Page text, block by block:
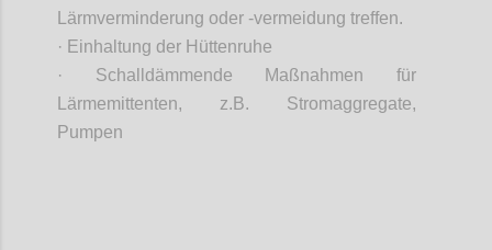
Lärmverminderung oder -vermeidung treffen.
· Einhaltung der Hüttenruhe
· Schalldämmende Maßnahmen für
Lärmemittenten, z.B. Stromaggregate,
Pumpen